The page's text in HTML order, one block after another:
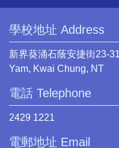
學校地址 Address
新界葵涌石蔭安捷街23-
Yam, Kwai Chung, NT
電話 Telephone
2429 1221
電郵地址 Email